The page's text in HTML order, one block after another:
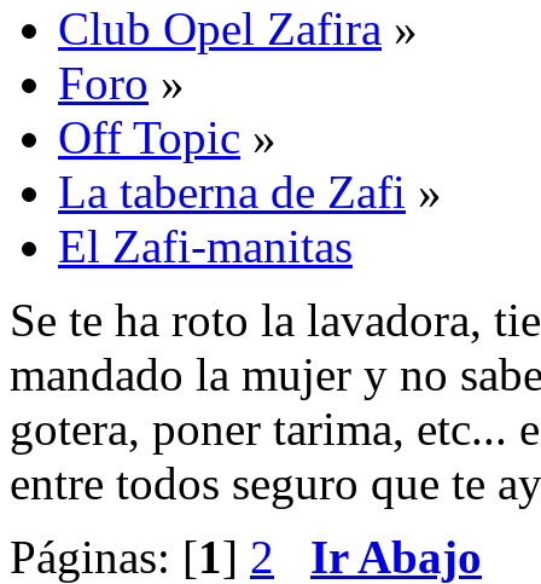
Club Opel Zafira »
Foro »
Off Topic »
La taberna de Zafi »
El Zafi-manitas
Se te ha roto la lavadora,
mandado la mujer y no
gotera, poner tarima, etc...
entre todos seguro que te
Páginas: [1] 2 Ir Abajo